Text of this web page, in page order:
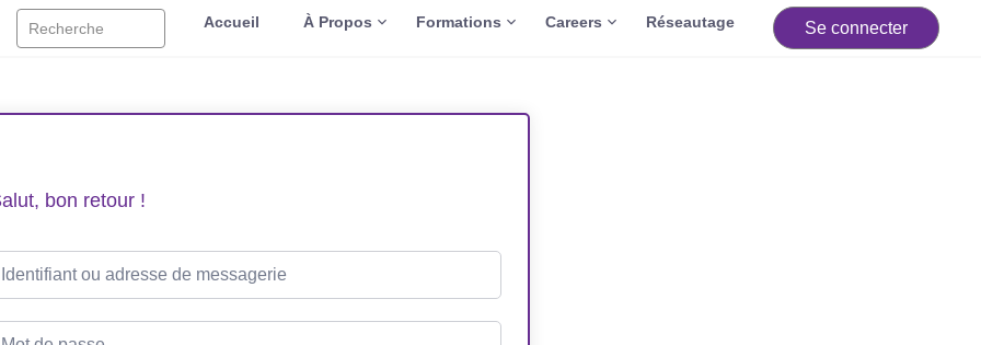
Recherche Accueil À Propos Formations Careers Réseautage Se connecter
bon retour !